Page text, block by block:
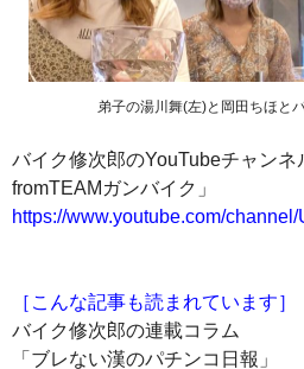
弟子の湯川舞(左)と岡田ちほと
バイク修次郎のYouTubeチャンネ
fromTEAMガンバイク」
https://www.youtube.com/
［こんな記事も読まれています］
バイク修次郎の連載コラム
「ブレない漢のパチンコ日報」